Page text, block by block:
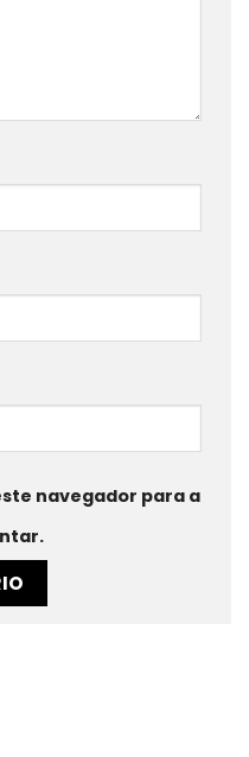
navegador para a